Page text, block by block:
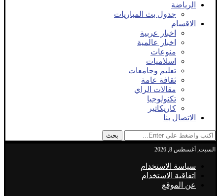
الرياضة
جدول بث المباريات
الاقسام
اخبار عربية
اخبار عالمية
منوعات
اسلاميات
تعليم وجامعات
ثقافة عامة
مقالات الراي
تكنولوجيا
كاريكاتير
الاتصال بنا
بحث
السبت, أغسطس 8, 2026
سياسة الاستخدام
اتفاقية الاستخدام
عن الموقع